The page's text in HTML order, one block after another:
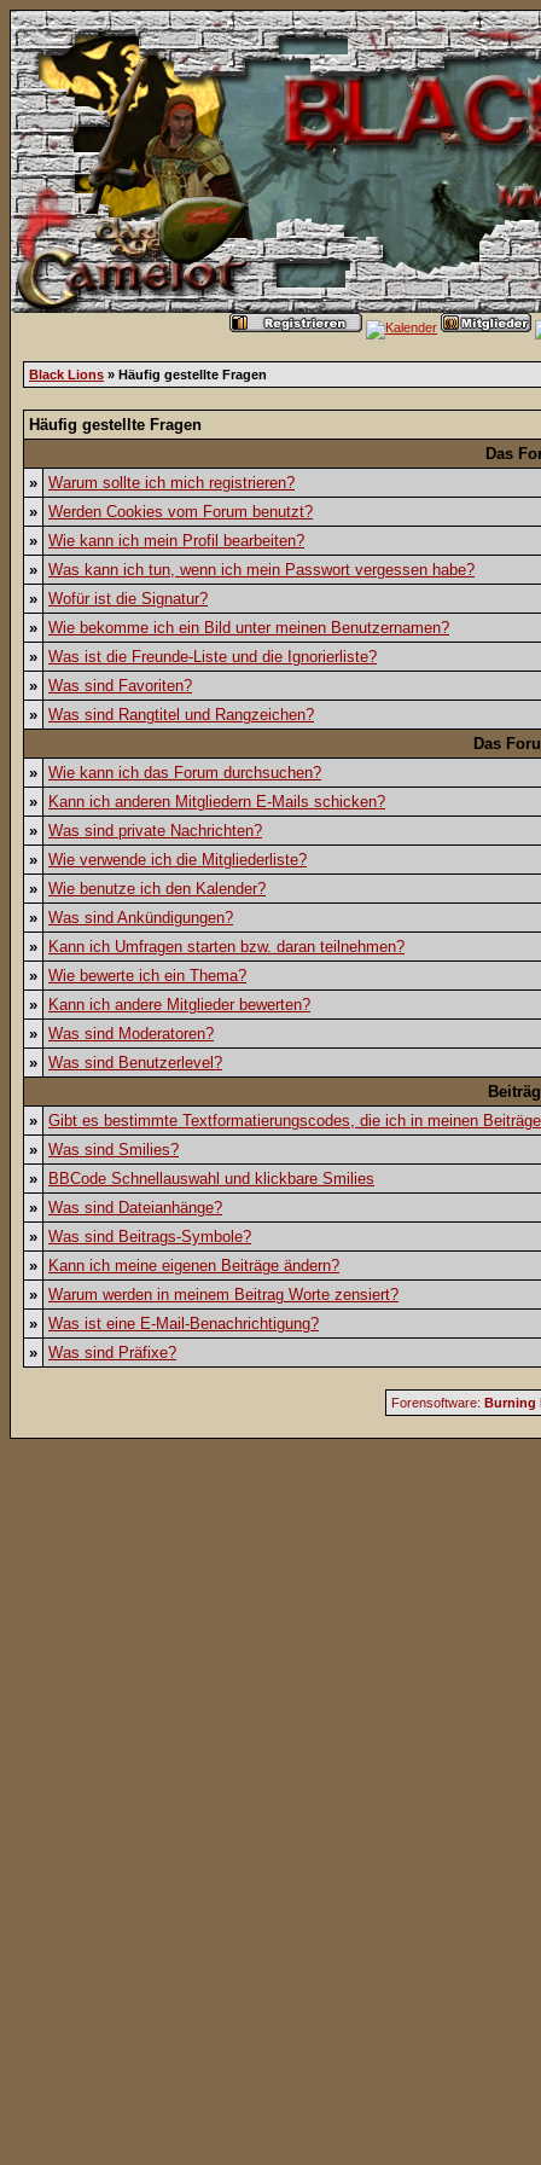
Black Lions » Häufig gestellte Fragen
Häufig gestellte Fragen
Das
» Warum sollte ich mich registrieren?
» Werden Cookies vom Forum benutzt?
» Wie kann ich mein Profil bearbeiten?
» Was kann ich tun, wenn ich mein Passwort vergessen habe?
» Wofür ist die Signatur?
» Wie bekomme ich ein Bild unter meinen Benutzernamen?
» Was ist die Freunde-Liste und die Ignorierliste?
» Was sind Favoriten?
» Was sind Rangtitel und Rangzeichen?
Das
» Wie kann ich das Forum durchsuchen?
»
Kann ich anderen Mitgliedern E-Mails schicken?
» Was sind private Nachrichten?
» Wie verwende ich die Mitgliederliste?
» Wie benutze ich den Kalender?
» Was sind Ankündigungen?
»
Kann ich Umfragen starten bzw. daran teilnehmen?
» Wie bewerte ich ein Thema?
»
Kann ich andere Mitglieder bewerten?
» Was sind Moderatoren?
» Was sind Benutzerlevel?
» Gibt es bestimmte Textformatierungscodes, die ich in meinen
» Was sind Smilies?
»
BBCode Schnellauswahl und klickbare Smilies
» Was sind Dateianhänge?
» Was sind Beitrags-Symbole?
»
Kann ich meine eigenen Beiträge ändern?
» Warum werden in meinem Beitrag Worte zensiert?
» Was ist eine E-Mail-Benachrichtigung?
» Was sind Präfixe?
Forensoftware: Burning